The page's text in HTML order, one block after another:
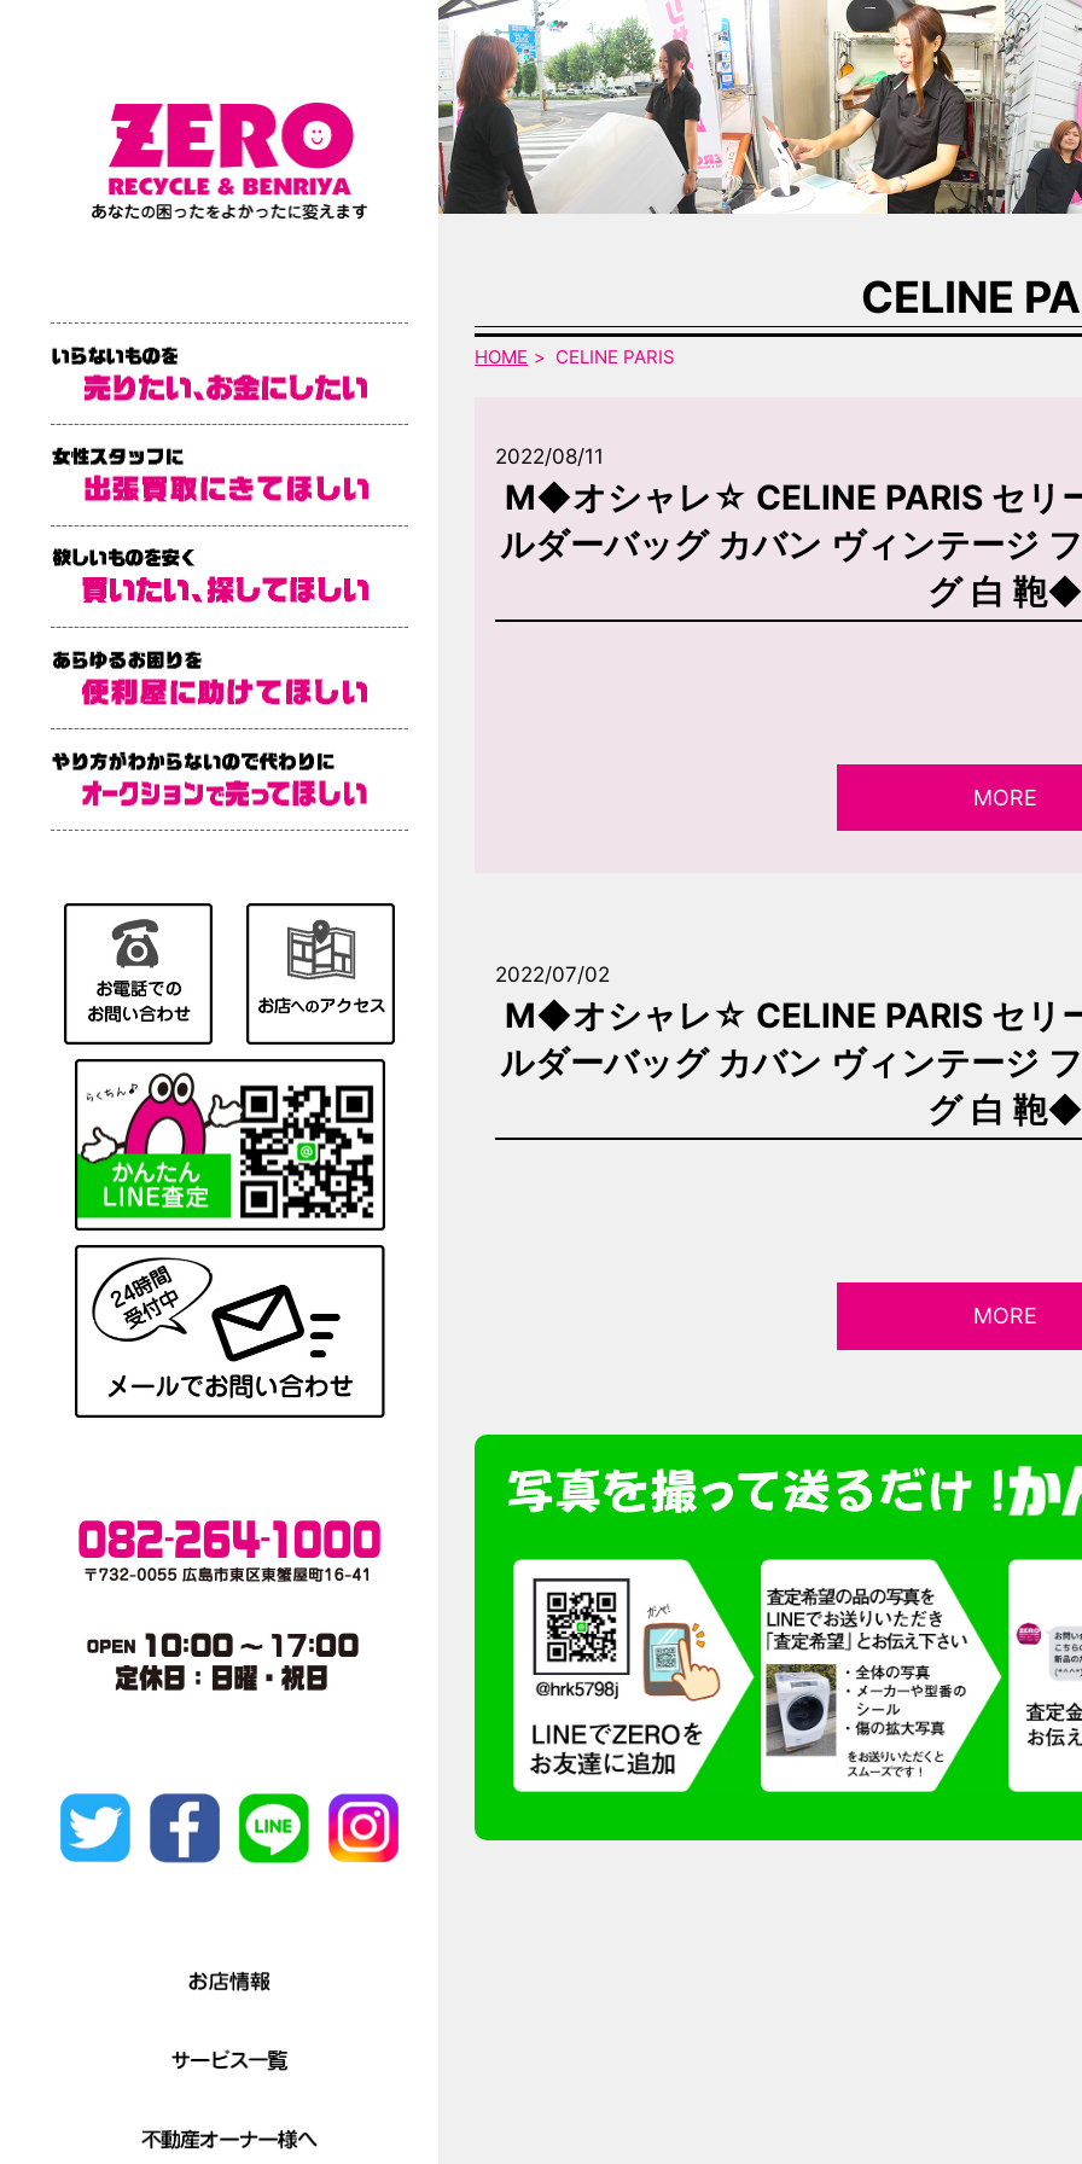
CELINE
HOME CELINE PARIS
2022/08/11
M◆オシャレ☆ CELINE PARIS セリ
ルダーバッグ カバン ヴィンテージ
グ 白 鞄
MORE
2022/07/02
M◆オシャレ☆ CELINE PARIS セリ
ルダーバッグ カバン ヴィンテージ
グ 白 鞄
MORE